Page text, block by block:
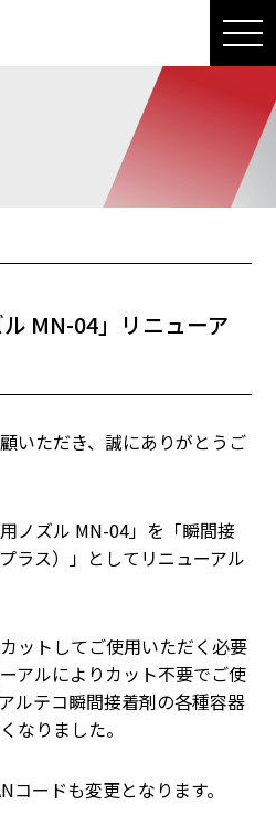
ル MN-04」リニューア
いただき、誠にありがとうご
ノズル MN-04」を「瞬間接
ラス）」としてリニューアル
ットしてご使用いただく必要
アルによりカット不要でご使
ルテコ瞬間接着剤の各種容器
なりました。
コードも変更となります。